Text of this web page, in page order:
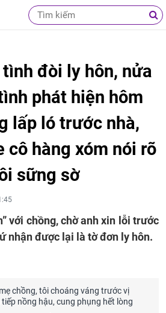
đòi ly hôn, nửa
phát hiện hôm
lấp ló trước nhà,
cô hàng xóm nói rõ
sững sờ
với chồng, chờ anh xin lỗi trước
nhận được lại là tờ đơn ly hôn.
chồng, tôi choáng váng trước vị
nồng hậu, cung phụng hết lòng